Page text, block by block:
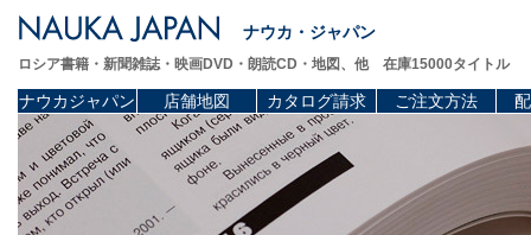
ナウカ・ジャパン
ロシア書籍・新聞雑誌・映画DVD・朗読CD・地図、他 在庫15000タイトル
ナウカジャパン 店舗地図 カタログ請求 ご注文方法